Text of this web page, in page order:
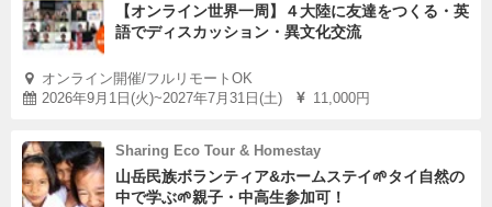
ませんし、その背中に関わる人々が続いていくことを願っ
ています。
【オンライン世界一周】４大陸に友達をつくる・英
語でディスカッション・異文化交流
オンライン開催/フルリモートOK
2026年9月1日(火)~2027年7月31日(土)
11,000円
Sharing Eco Tour & Homestay
山岳民族ボランティア&ホームステイ🌱タイ自然の
中で学ぶ🌱親子・中高生参加可！